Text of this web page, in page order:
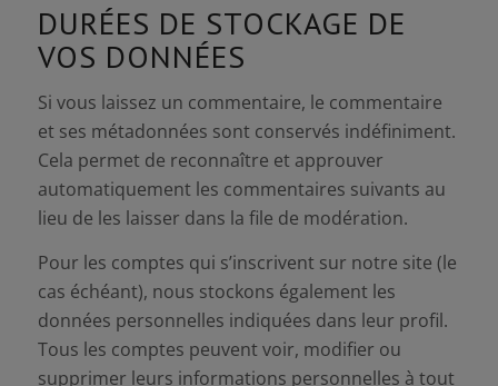
DURÉES DE STOCKAGE DE
VOS DONNÉES
Si vous laissez un commentaire, le commentaire
et ses métadonnées sont conservés indéfiniment.
Cela permet de reconnaître et approuver
automatiquement les commentaires suivants au
lieu de les laisser dans la file de modération.
Pour les comptes qui s’inscrivent sur notre site (le
cas échéant), nous stockons également les
données personnelles indiquées dans leur profil.
Tous les comptes peuvent voir, modifier ou
supprimer leurs informations personnelles à tout